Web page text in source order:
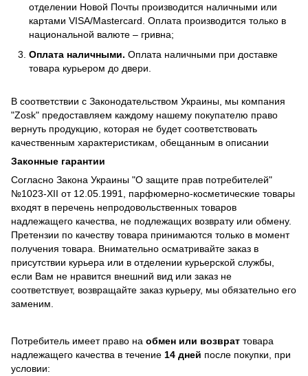
отделении Новой Почты производится наличными или
картами VISA/Mastercard. Оплата производится только в
национальной валюте – гривна;
Оплата наличными. Оплата наличными при доставке
товара курьером до двери.
В соответствии с Законодательством Украины, мы компания
"Zosk" предоставляем каждому нашему покупателю право
вернуть продукцию, которая не будет соответствовать
качественным характеристикам, обещанным в описании
Законные гарантии
Согласно Закона Украины "О защите прав потребителей"
№1023-XII от 12.05.1991, парфюмерно-косметические товары
входят в перечень непродовольственных товаров
надлежащего качества, не подлежащих возврату или обмену.
Претензии по качеству товара принимаются только в момент
получения товара. Внимательно осматривайте заказ в
присутствии курьера или в отделении курьерской службы,
если Вам не нравится внешний вид или заказ не
соответствует, возвращайте заказ курьеру, мы обязательно его
заменим.
Потребитель имеет право на обмен или возврат товара
надлежащего качества в течение 14 дней после покупки, при
условии: